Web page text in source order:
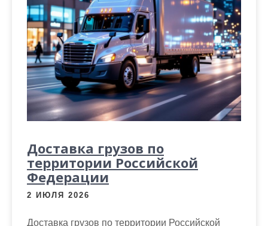
Доставка грузов по
территории Российской
Федерации
2 ИЮЛЯ 2026
Доставка грузов по территории Российской